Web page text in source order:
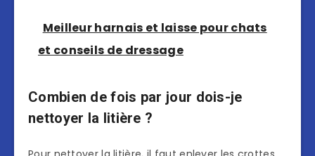
Meilleur harnais et laisse pour chats
et conseils de dressage
Combien de fois par jour dois-je
nettoyer la litière ?